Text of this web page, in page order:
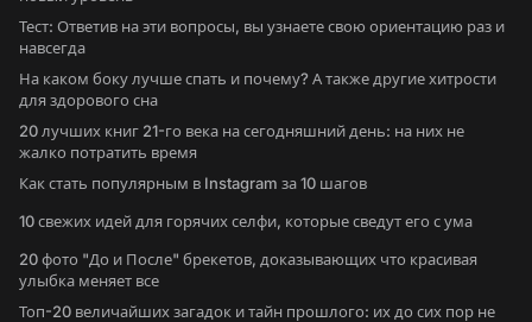
Тест: Ответив на эти вопросы, вы узнаете свою ориентацию раз и
навсегда
На каком боку лучше спать и почему? А также другие хитрости
для здорового сна
20 лучших книг 21-го века на сегодняшний день: на них не
жалко потратить время
Как стать популярным в Instagram за 10 шагов
10 свежих идей для горячих селфи, которые сведут его с ума
20 фото "До и После" брекетов, доказывающих что красивая
улыбка меняет все
Топ-20 величайших загадок и тайн прошлого: их до сих пор не